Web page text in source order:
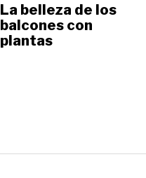
La belleza de los
balcones con
plantas